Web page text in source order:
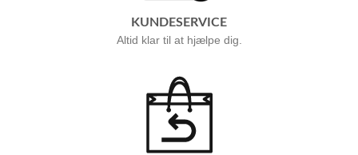
KUNDESERVICE
Altid klar til at hjælpe dig.